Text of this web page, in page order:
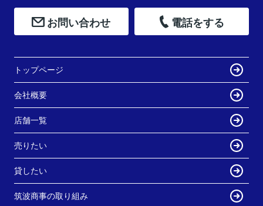
お問い合わせ 電話をする
トップページ
会社概要
店舗一覧
売りたい
貸したい
筑波商事の取り組み